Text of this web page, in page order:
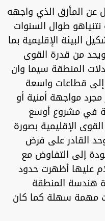
عن المأزق الذي واجهه
طوال السنوات
البيئة الإقليمية بما
من قدرة القوى
المنطقة سيما وان
إلى قطاعات واسعة
مجرد مواجهة أمنية أو
في مشروع أوسع
الإقليمية بصورة
القادر على فرض
إلى التفاوض مع
عليها أظهرت حدود
هندسة المنطقة
مهمة سهلة كما كان